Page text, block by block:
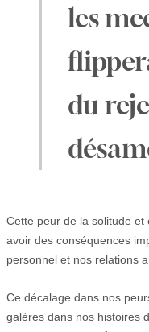
les
du
Cette peur de la solitude
avoir des conséquences
personnel et nos relations
Ce décalage dans nos
galères dans nos histoires